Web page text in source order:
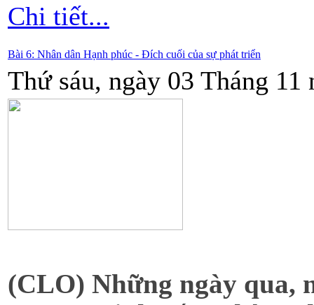
Chi tiết...
Bài 6: Nhân dân Hạnh phúc - Đích cuối của sự phát triển
Thứ sáu, ngày 03 Tháng
(CLO) Những ngày qua,